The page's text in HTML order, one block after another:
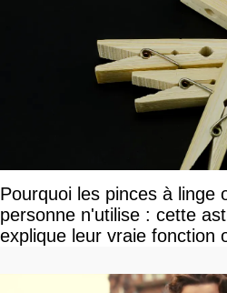
Pourquoi les pinces à linge
personne n'utilise : cette
explique leur vraie fonction